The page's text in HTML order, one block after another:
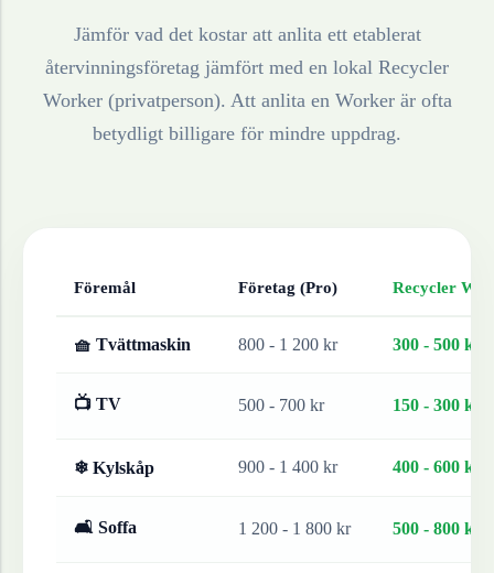
Jämför vad det kostar att anlita ett etablerat
återvinningsföretag jämfört med en lokal Recycler
Worker (privatperson). Att anlita en Worker är ofta
betydligt billigare för mindre uppdrag.
Föremål Företag (Pro) Recycler
🧺 Tvättmaskin 800 - 1 200 kr 300 - 500 kr
📺 TV 500 - 700 kr 150 - 300 kr
❄ Kylskåp 900 - 1 400 kr 400 - 600 kr
🛋 Soffa 1 200 - 1 800 kr 500 - 800 kr